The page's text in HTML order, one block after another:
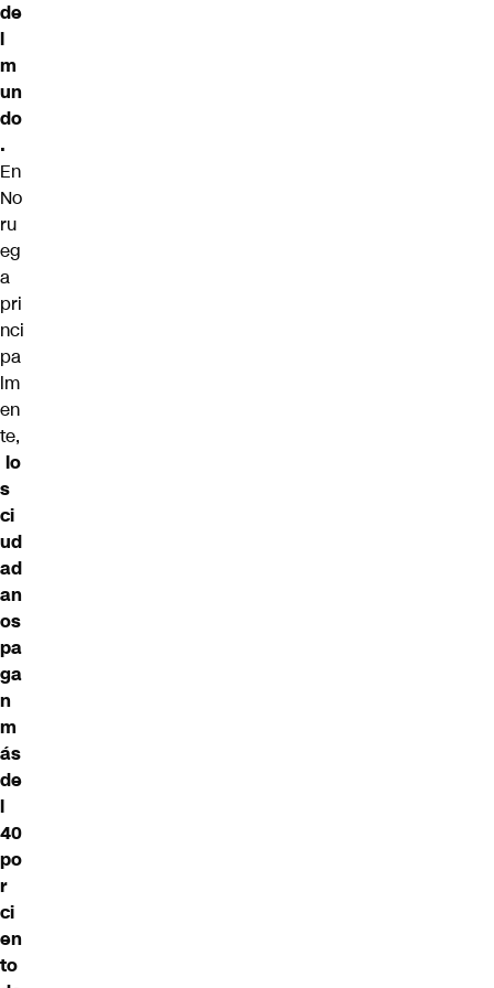
de
l
m
un
do
.
En
No
ru
eg
a
pri
nci
pa
lm
en
te,
lo
s
ci
ud
ad
an
os
pa
ga
n
m
ás
de
l
40
po
r
ci
en
to